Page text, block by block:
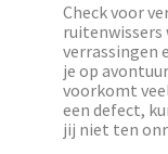
Check voor
ruitenwissers
verrassingen
je op
voorkomt
een defect,
jij niet ten